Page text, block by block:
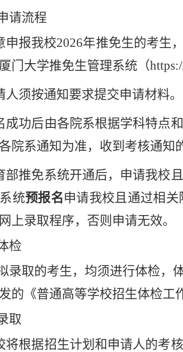
请流程
申报我校2026年推免生的考生
门大学推免生管理系统（
人须按通知要求提交申请材料。
成功后由各院系根据学科特点
院系通知为准，收到考核通知
部推免系统开通后，申请我校
统预报名申请我校且通过相
上录取程序，否则申请无效。
检
录取的考生，均须进行体检，
的《普通高等学校招生体检工
取
将根据招生计划和申请人的考